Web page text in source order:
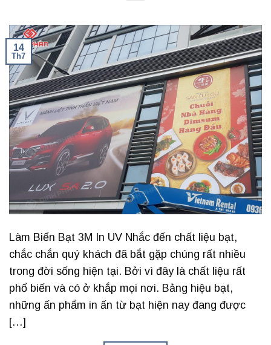
14
Th7
Làm Biển Bạt 3M In UV Nhắc đến chất liệu bạt,
chắc chắn quý khách đã bắt gặp chúng rất nhiều
trong đời sống hiện tại. Bởi vì đây là chất liệu rất
phổ biến và có ở khắp mọi nơi. Bảng hiệu bạt,
những ấn phẩm in ấn từ bạt hiện nay đang được
[…]